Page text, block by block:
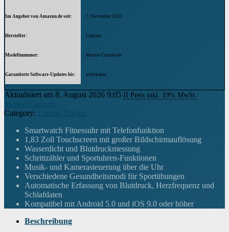
Im Angebot von Amazon.de seit 7. November 2023
Hersteller Cantaos
Modellnummer Montre Connectée
Garantierte Software-Updates bis unbekannt
Aktualisiert am 8. August 2026 9:05 II Preis inkl. 19% MwSt.
Category:
Smartwatch Fitnessuhr mit Telefonfunktion
1,83 Zoll Touchscreen mit großer Bildschirmauflösung
Wasserdicht und Blutdruckmessung
Schrittzähler und Sportuhren-Funktionen
Musik- und Kamerasteuerung über die Uhr
Verschiedene Gesundheitsmodi für Sportübungen
Automatische Erfassung von Blutdruck, Herzfrequenz und
Schlafdaten
Kompatibel mit Android 5.0 und iOS 9.0 oder höher
Beschreibung